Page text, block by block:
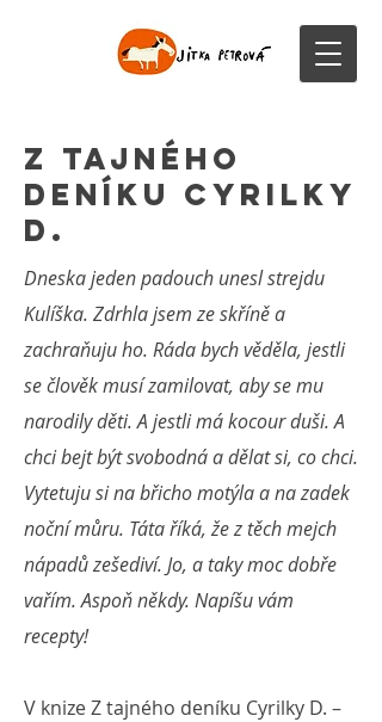
Z tajného
deníku Cyrilky
D.
Dneska jeden padouch unesl strejdu
Kulíška. Zdrhla jsem ze skříně a
zachraňuju ho. Ráda bych věděla, jestli
se člověk musí zamilovat, aby se mu
narodily děti. A jestli má kocour duši. A
chci bejt být svobodná a dělat si, co chci.
Vytetuju si na břicho motýla a na zadek
noční můru. Táta říká, že z těch mejch
nápadů zešediví. Jo, a taky moc dobře
vařím. Aspoň někdy. Napíšu vám
recepty!
​V knize Z tajného deníku Cyrilky D. –